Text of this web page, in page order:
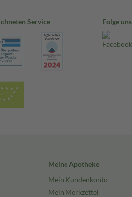
Service Folge uns
Meine Apotheke
Mein Kundenkonto
Mein Merkzettel